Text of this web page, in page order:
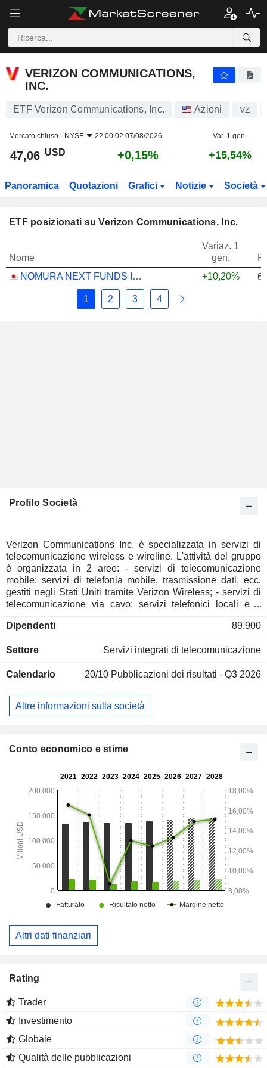
VERIZON COMMUNICATIONS,
INC.
ETF Verizon Communications, Inc. Azioni VZ
Mercato chiuso - NYSE 22:00:02 07/08/2026 Var. 1 gen.
47,06 USD +0,15% +15,54%
Panoramica Quotazioni Grafici Notizie Società
ETF posizionati su Verizon Communications, Inc.
Nome
Variaz. 1
gen.
NOMURA NEXT FUNDS INTERNATIONAL EQUITY MSCI-KOKUSAI (YEN-HEDGED) ETF - JPY
+10,20%
1 2 3 4
Profilo Società
Verizon Communications Inc. è specializzata in servizi di
telecomunicazione wireless e wireline. L'attività del gruppo
è organizzata in 2 aree: - servizi di telecomunicazione
mobile: servizi di telefonia mobile, trasmissione dati, ecc.
gestiti negli Stati Uniti tramite Verizon Wireless; - servizi di
telecomunicazione via cavo: servizi telefonici locali e a
trasmissione di canali televisivi, invio di e-mail, ecc. Le
servizi di telecomunicazione (82,8%) e di apparecchiature di
suddividono per cliente tra consumatori (76,2%), aziende
Dipendenti 89.900
Settore Servizi integrati di telecomunicazione
Calendario 20/10 Pubblicazioni dei risultati - Q3 2026
Altre informazioni sulla società
Conto economico e stime
Altri dati finanziari
Rating
Trader
Investimento
Globale
Qualità delle pubblicazioni